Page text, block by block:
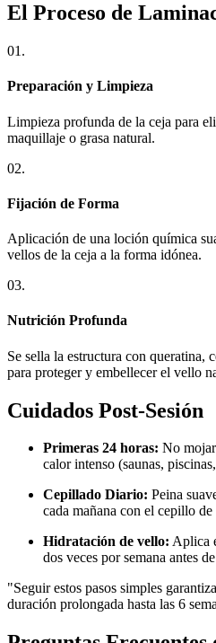
El Proceso de
01.
Preparación y Limpieza
Limpieza profunda de la ceja para
maquillaje o grasa natural.
02.
Fijación de Forma
Aplicación de una loción química
vellos de la ceja a la forma idónea.
03.
Nutrición Profunda
Se sella la estructura con queratina,
para proteger y embellecer el vello
Cuidados Post-Sesión
Primeras 24 horas: No
calor intenso (saunas,
Cepillado Diario: Peina
cada mañana con el cepillo
Hidratación de vello: Aplica
dos veces por semana antes
"Seguir estos pasos simples
duración prolongada hasta las 6